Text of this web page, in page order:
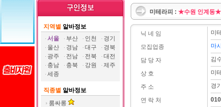
지역별 알바정보
서울
부산 인천
경기
울산
경남 대구
경북
광주
전남 전북
대전
충남
충북 강원
제주
세종
직종별 알바정보
룸싸롱
미테라피 : ★수원 인계동★
닉 네 임
모집업종
담 당 자
상 호
주 소
연 락 처
미
마
김
미
경